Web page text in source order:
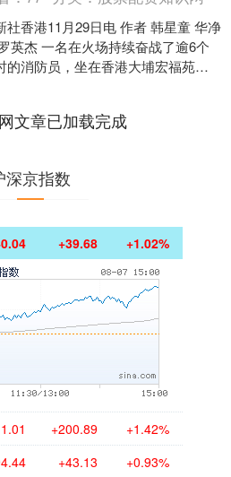
社香港11月29日电 作者 韩星童 华净
英杰 一名在火场持续奋战了逾6个
的消防员，坐在香港大埔宏福苑附
文章已加载完成
深京指数
+39.68 +1.02%
+200.89 +1.42%
+43.13 +0.93%